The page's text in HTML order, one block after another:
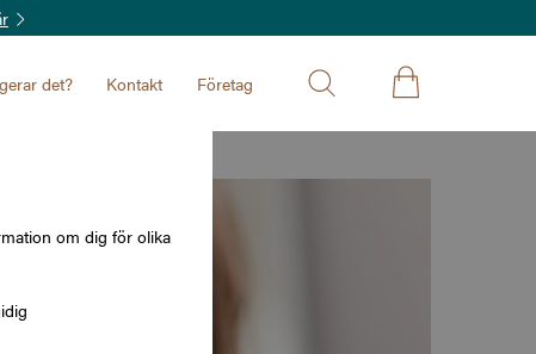
om dig för olika
det? Kontakt Företag